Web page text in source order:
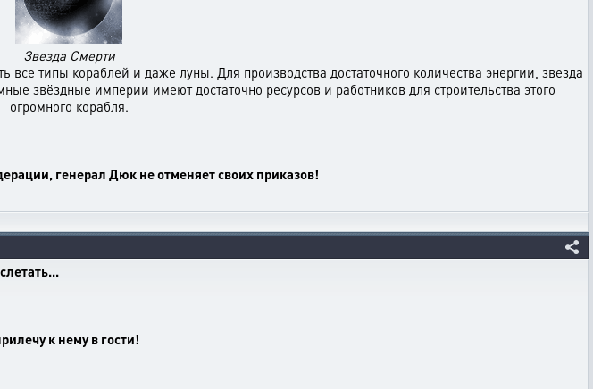
Звезда Смерти
типы кораблей и даже луны. Для производства достаточного количества энергии, звезда
звёздные империи имеют достаточно ресурсов и работников для строительства этого
огромного корабля.
генерал Дюк не отменяет своих приказов!
к нему в гости!